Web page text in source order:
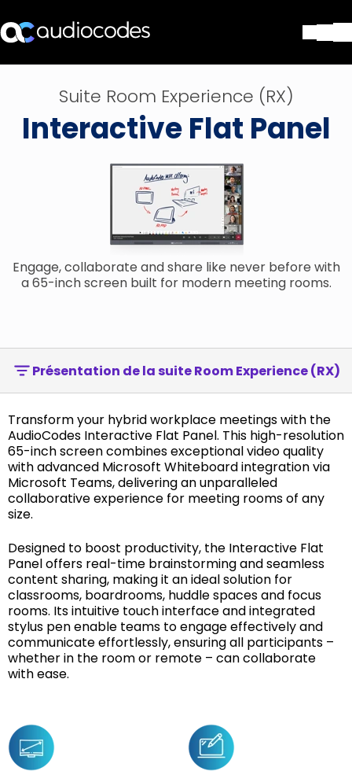
Produits et applications
Partners
Services et assistance
Stay in the loop
Suite Room Experience (RX)
Interactive Flat Panel
Engage, collaborate and share like never before with
a 65-inch screen built for modern meeting rooms.
Présentation de la suite Room Experience (RX)
Transform your hybrid workplace meetings with the
AudioCodes Interactive Flat Panel. This high-resolution
65-inch screen combines exceptional video quality
with advanced Microsoft Whiteboard integration via
Microsoft Teams, delivering an unparalleled
collaborative experience for meeting rooms of any
size.
Designed to boost productivity, the Interactive Flat
Panel offers real-time brainstorming and seamless
content sharing, making it an ideal solution for
classrooms, boardrooms, huddle spaces and focus
rooms. Its intuitive touch interface and integrated
stylus pen enable teams to engage effectively and
communicate effortlessly, ensuring all participants –
whether in the room or remote – can collaborate
with ease.